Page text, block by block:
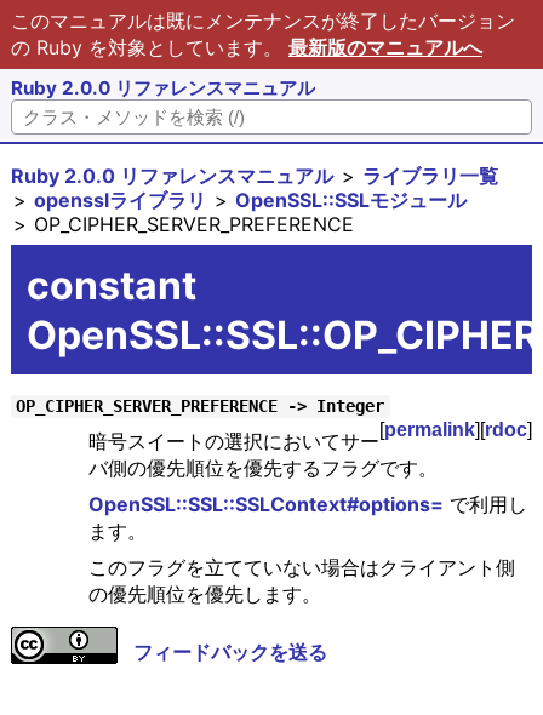
このマニュアルは既にメンテナンスが終了したバージョン
の Ruby を対象としています。 最新版のマニュアルへ
Ruby 2.0.0 リファレンスマニュアル
Ruby 2.0.0 リファレンスマニュアル
ライブラリ一覧
opensslライブラリ
OpenSSL::SSLモジュール
OP_CIPHER_SERVER_PREFERENCE
constant
OP_CIPHER_SERVER_PREFERENCE -> Integer
[permalink][rdoc]
暗号スイートの選択においてサー
バ側の優先順位を優先するフラグです。
OpenSSL::SSL::SSLContext#options= で利用し
ます。
このフラグを立てていない場合はクライアント側
の優先順位を優先します。
フィードバックを送る